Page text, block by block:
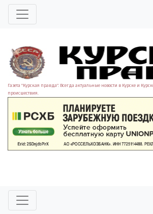
Газета "Курская правда". Всегда актуальные новости в Курске и
происшествия.